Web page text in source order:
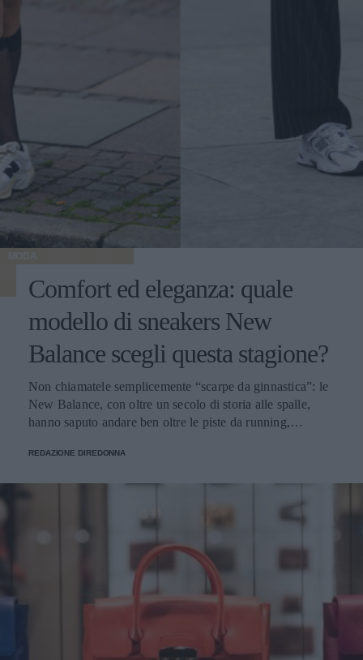
MODA
Comfort ed eleganza: quale
modello di sneakers New
Balance scegli questa stagione?
Non chiamatele semplicemente “scarpe da ginnastica”: le
New Balance, con oltre un secolo di storia alle spalle,
hanno saputo andare ben oltre le piste da running,
REDAZIONE DIREDONNA